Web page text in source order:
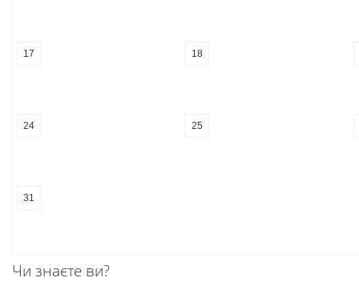
17 18
24 25
31
Чи знаєте ви?